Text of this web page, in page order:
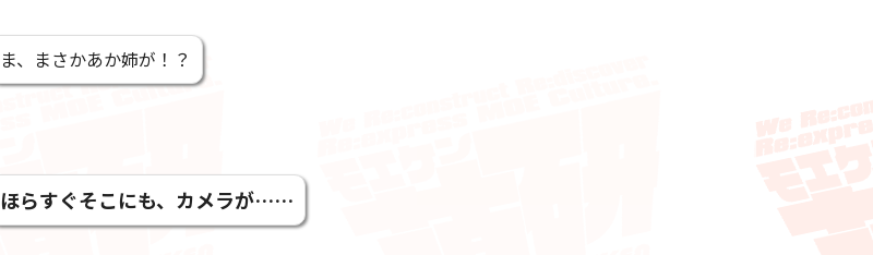
ま、まさかあか姉が！？
ほらすぐそこにも、カメラが……